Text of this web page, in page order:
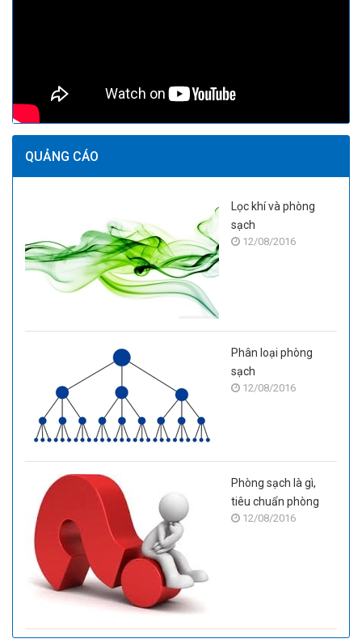
QUẢNG CÁO
Lọc khí và phòng
sạch
12/08/2016
Phân loại phòng
sạch
12/08/2016
Phòng sạch là gì,
tiêu chuẩn phòng
sạch12/08/2016